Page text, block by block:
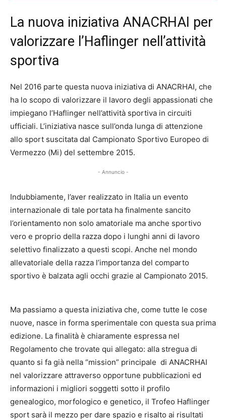
La nuova iniziativa ANACRHAI per
valorizzare l’Haflinger nell’attività
sportiva
Nel 2016 parte questa nuova iniziativa di ANACRHAI, che
ha lo scopo di valorizzare il lavoro degli appassionati che
impiegano l’Haflinger nell’attività sportiva in circuiti
ufficiali. L’iniziativa nasce sull’onda lunga di attenzione
allo sport suscitata dal Campionato Sportivo Europeo di
Vermezzo (Mi) del settembre 2015.
- Annuncio -
Indubbiamente, l’aver realizzato in Italia un evento
internazionale di tale portata ha finalmente sancito
l’orientamento non solo amatoriale ma anche sportivo
vero e proprio della razza dopo i lunghi anni di lavoro
selettivo finalizzato a questi scopi. Anche nel mondo
allevatoriale della razza l’importanza del comparto
sportivo è balzata agli occhi grazie al Campionato 2015.
Ma passiamo a questa iniziativa che, come tutte le cose
nuove, nasce in forma sperimentale con questa sua prima
edizione. La finalità è chiaramente espressa nel
Regolamento che trovate qui allegato: alla stregua di
quanto si fa già nella “mission” principale di ANACRHAI
nel valorizzare attraverso opportune pubblicazioni ed
informazioni i migliori soggetti sotto il profilo
genealogico, morfologico e genetico, il Trofeo Haflinger
sport sarà il mezzo per dare spazio e risalto ai risultati